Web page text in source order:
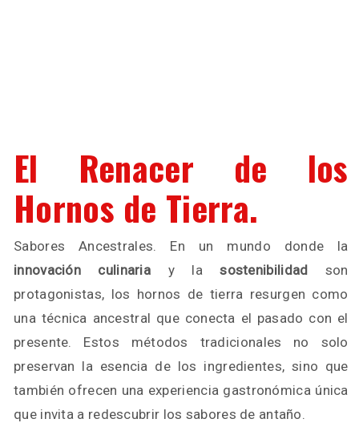
El Renacer de los
Hornos de Tierra.
Sabores Ancestrales. En un mundo donde la
innovación culinaria y lasostenibilidad son
protagonistas, los hornos de tierra resurgen como
una técnica ancestral que conecta el pasado con el
presente. Estos métodos tradicionales no solo
preservan la esencia de los ingredientes, sino que
también ofrecen una experiencia gastronómica única
que invita a redescubrir los sabores de antaño.